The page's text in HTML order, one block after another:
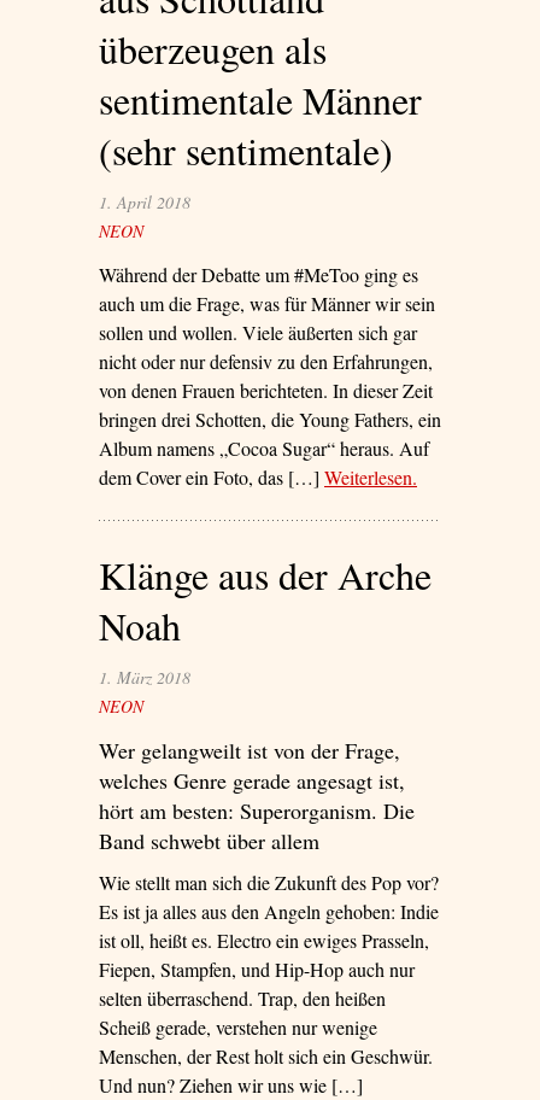
überzeugen als
sentimentale Männer
(sehr sentimentale)
1. April 2018
NEON
Während der Debatte um #MeToo ging es
auch um die Frage, was für Männer wir sein
sollen und wollen. Viele äußerten sich gar
nicht oder nur defensiv zu den Erfahrungen,
von denen Frauen berichteten. In dieser Zeit
bringen drei Schotten, die Young Fathers, ein
Album namens „Cocoa Sugar“ heraus. Auf
dem Cover ein Foto, das […] Weiterlesen– ‘Die Young
sentimentale
.
Klänge aus der Arche
Noah
1. März 2018
NEON
Wer gelangweilt ist von der Frage,
welches Genre gerade angesagt ist,
hört am besten: Superorganism. Die
Band schwebt über allem
Wie stellt man sich die Zukunft des Pop vor?
Es ist ja alles aus den Angeln gehoben: Indie
ist oll, heißt es. Electro ein ewiges Prasseln,
Fiepen, Stampfen, und Hip-Hop auch nur
selten überraschend. Trap, den heißen
Scheiß gerade, verstehen nur wenige
Menschen, der Rest holt sich ein Geschwür.
Und nun? Ziehen wir uns wie […]